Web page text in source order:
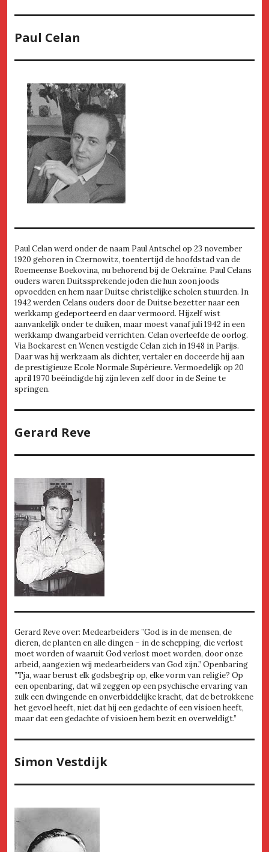
Paul Celan
Paul Celan werd onder de naam Paul Antschel op 23 november
1920 geboren in Czernowitz, toentertijd de hoofdstad van de
Roemeense Boekovina, nu behorend bij de Oekraïne. Paul Celans
ouders waren Duitssprekende joden die hun zoon joods
opvoedden en hem naar Duitse christelijke scholen stuurden. In
1942 werden Celans ouders door de Duitse bezetter naar een
werkkamp gedeporteerd en daar vermoord. Hijzelf wist
aanvankelijk onder te duiken, maar moest vanaf juli 1942 in een
werkkamp dwangarbeid verrichten. Celan overleefde de oorlog.
Via Boekarest en Wenen vestigde Celan zich in 1948 in Parijs.
Daar was hij werkzaam als dichter, vertaler en doceerde hij aan
de prestigieuze Ecole Normale Supérieure. Vermoedelijk op 20
april 1970 beëindigde hij zijn leven zelf door in de Seine te
springen.
Gerard Reve
Gerard Reve over: Medearbeiders ”God is in de mensen, de
dieren, de planten en alle dingen – in de schepping, die verlost
moet worden of waaruit God verlost moet worden, door onze
arbeid, aangezien wij medearbeiders van God zijn.” Openbaring
”Tja, waar berust elk godsbegrip op, elke vorm van religie? Op
een openbaring, dat wil zeggen op een psychische ervaring van
zulk een dwingende en onverbiddelijke kracht, dat de betrokkene
het gevoel heeft, niet dat hij een gedachte of een visioen heeft,
maar dat een gedachte of visioen hem bezit en overweldigt.”
Simon Vestdijk